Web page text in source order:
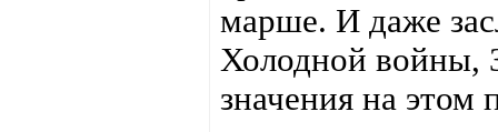
марше. И даже
Холодной войны,
значения на этом